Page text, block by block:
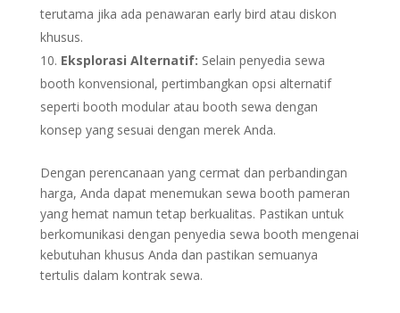
terutama jika ada penawaran early bird atau diskon
khusus.
Eksplorasi Alternatif: Selain penyedia sewa
booth konvensional, pertimbangkan opsi alternatif
seperti booth modular atau booth sewa dengan
konsep yang sesuai dengan merek Anda.
Dengan perencanaan yang cermat dan perbandingan
harga, Anda dapat menemukan sewa booth pameran
yang hemat namun tetap berkualitas. Pastikan untuk
berkomunikasi dengan penyedia sewa booth mengenai
kebutuhan khusus Anda dan pastikan semuanya
tertulis dalam kontrak sewa.